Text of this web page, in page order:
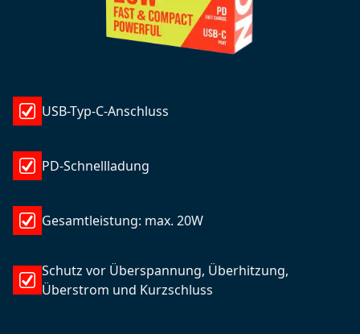
USB-Typ-C-Anschluss
PD-Schnellladung
Gesamtleistung: max. 20W
Schutz vor Überspannung, Überhitzung,
Überstrom und Kurzschluss